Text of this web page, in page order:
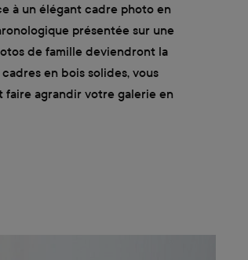
à un élégant cadre photo en
présentée sur une
de famille deviendront la
en bois solides, vous
faire agrandir votre galerie en